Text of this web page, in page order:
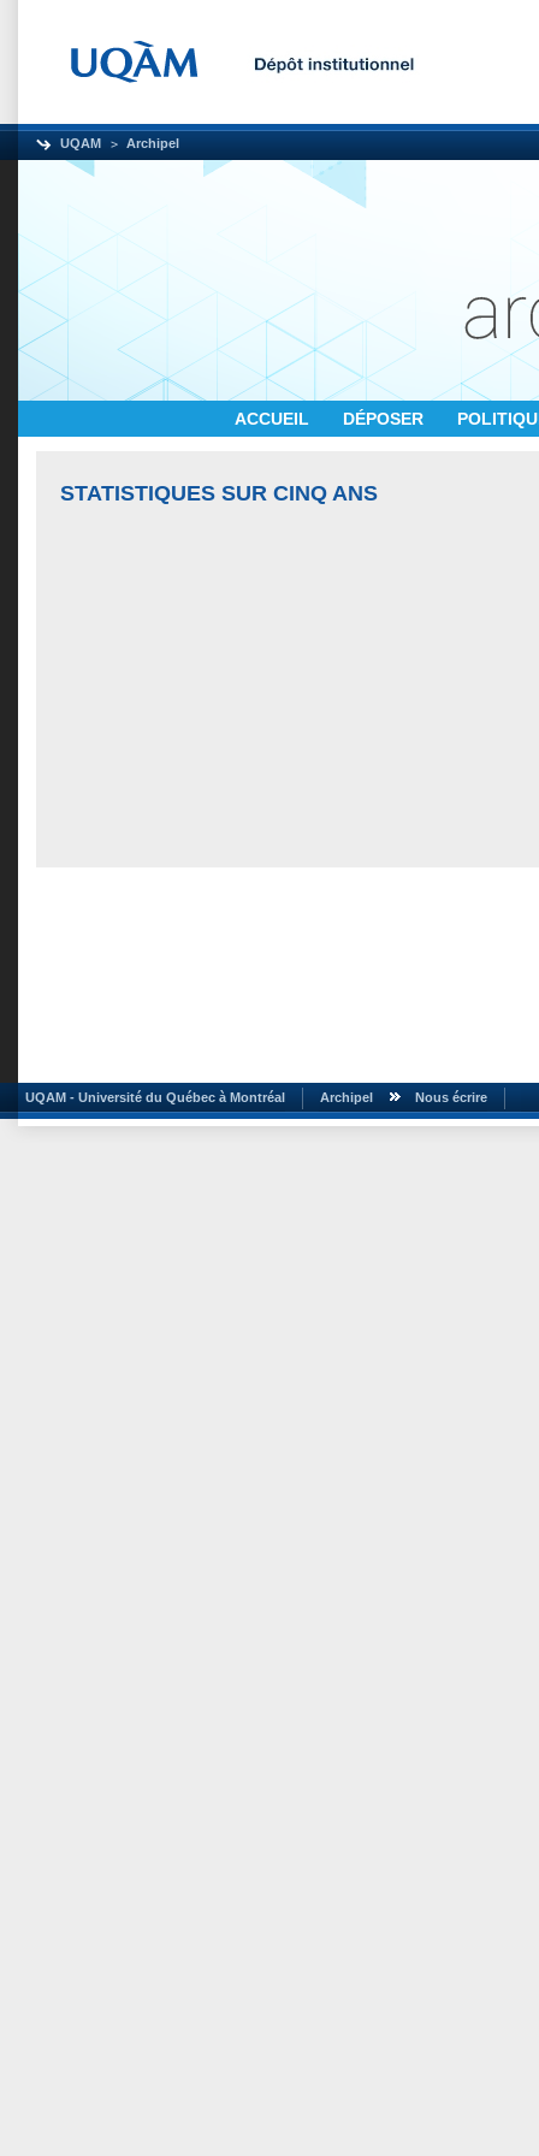
UQAM Archipel
ACCUEIL DÉPOSER
STATISTIQUES SUR CINQ ANS
UQAM - Université du Québec à Montréal Archipel Nous écrire